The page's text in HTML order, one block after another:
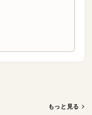
もっと見る